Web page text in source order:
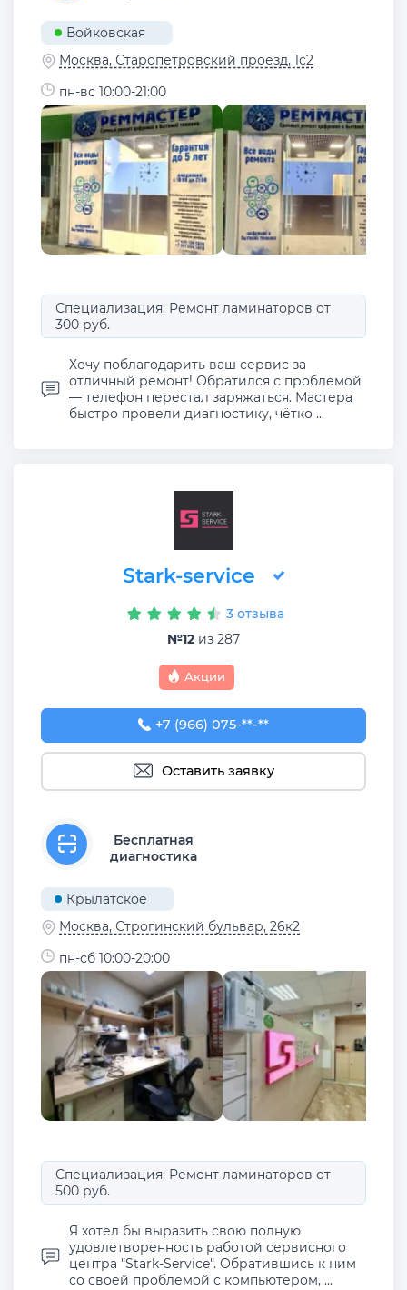
Войковская
Москва, Старопетровский проезд, 1с2
пн-вс 10:00-21:00
Специализация: Ремонт ламинаторов от
300 руб.
Хочу поблагодарить ваш сервис за
отличный ремонт! Обратился с проблемой
— телефон перестал заряжаться. Мастера
быстро провели диагностику, чётко ...
Stark-service
3 отзыва
№12 из 287
Акции
+7 (966) 075-75-70
+7 (966) 075-**-**
Оставить заявку
Бесплатная
диагностика
Крылатское
Москва, Строгинский бульвар, 26к2
пн-сб 10:00-20:00
Специализация: Ремонт ламинаторов от
500 руб.
Я хотел бы выразить свою полную
удовлетворенность работой сервисного
центра "Stark-Service". Обратившись к ним
со своей проблемой с компьютером, ...